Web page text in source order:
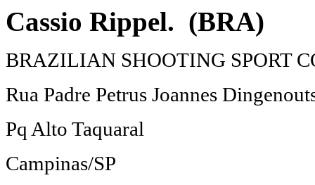
Cassio Rippel. (BRA)
BRAZILIAN SHOOTING SPORT
Rua Padre Petrus Joannes
Pq Alto Taquaral
Campinas/SP